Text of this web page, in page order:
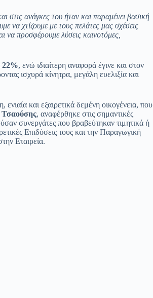
στις ανάγκες του ήταν και παραμένει βασική
να χτίζουμε με τους πελάτες μας σχέσεις
να προσφέρουμε λύσεις καινοτόμες,
22%, ενώ ιδιαίτερη αναφορά έγινε και στον
ισχυρά κίνητρα, μεγάλη ευελιξία και
και εξαιρετικά δεμένη οικογένεια, που
Τσαούσης, αναφέρθηκε στις σημαντικές
συνεργάτες που βραβεύτηκαν τιμητικά ή
Επιδόσεις τους και την Παραγωγική
Εταιρεία.